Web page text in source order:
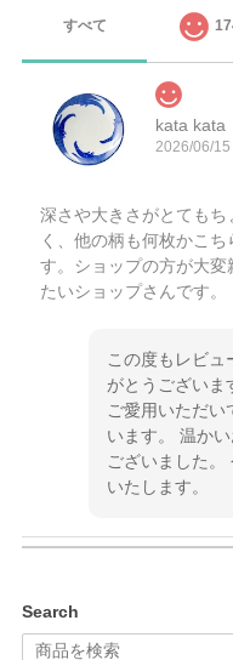
すべて
kata kata
2026/06/15
深さや大きさがとても
く、他の柄も何枚かこ
す。ショップの方が大変
たいショップさんです。
この度もレビュ
がとうございま
ご愛用いただい
います。 温か
ございました。
いたします。
Search